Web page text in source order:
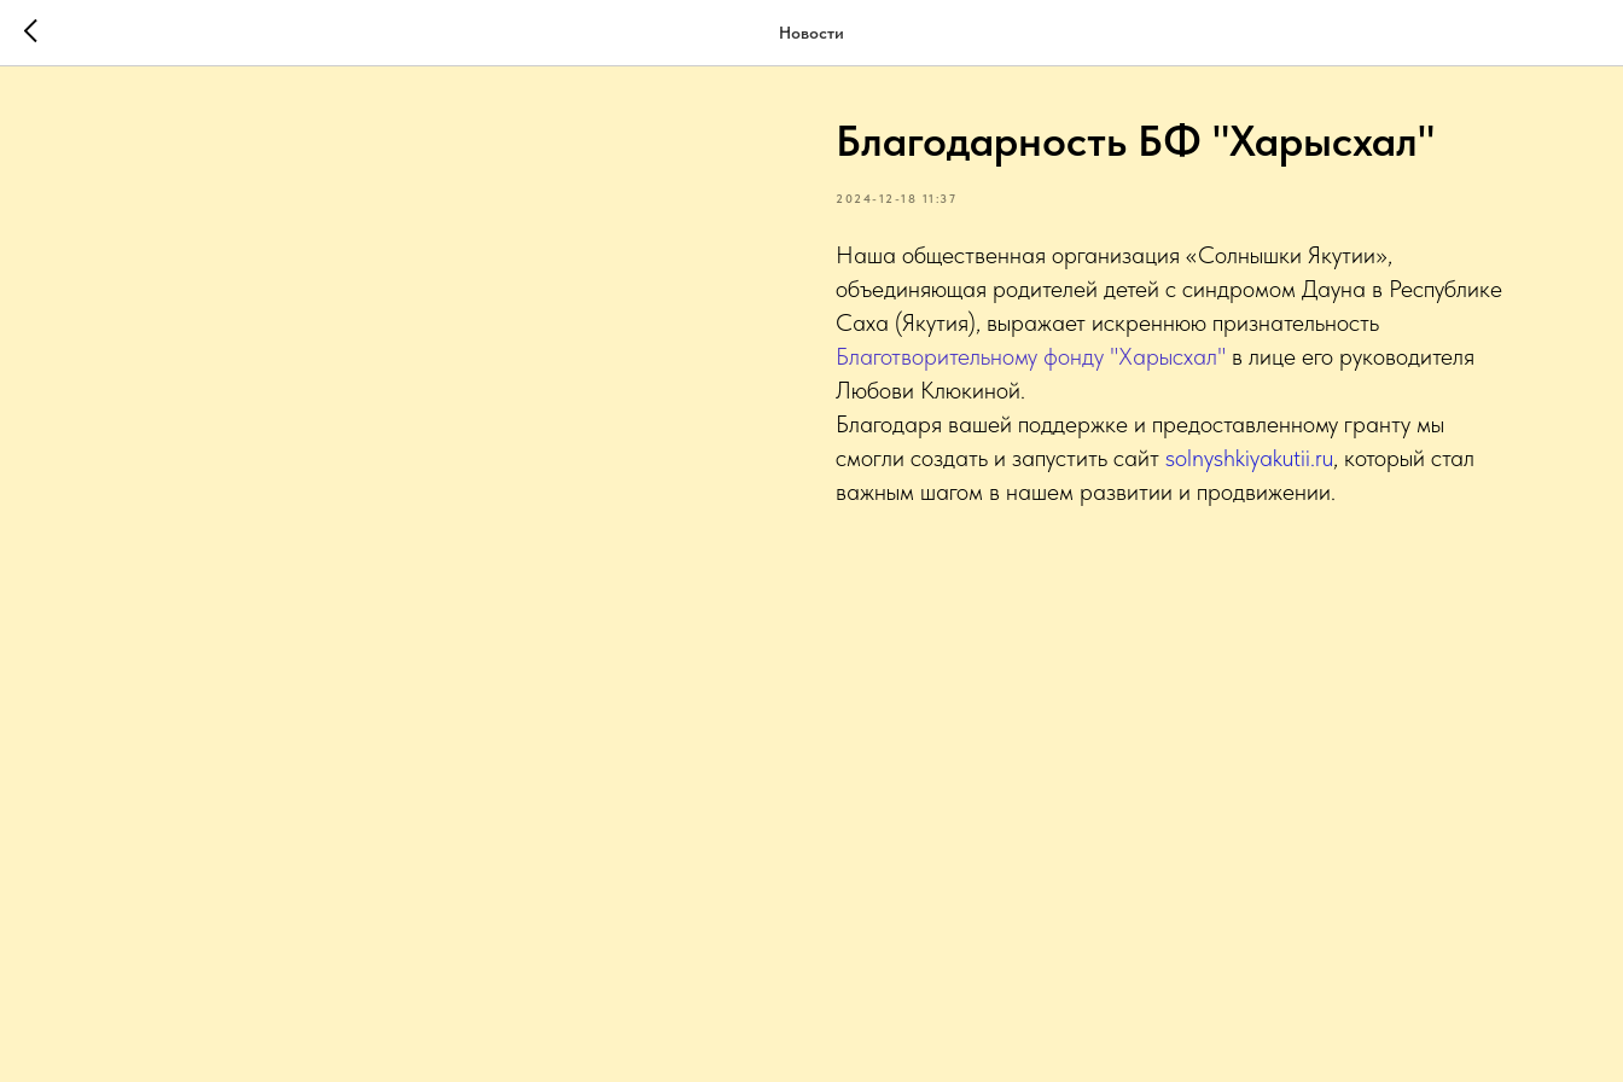
Новости
Благодарность БФ "Харысхал"
2024-12-18 11:37
Наша общественная организация «Солнышки Якутии»,
объединяющая родителей детей с синдромом Дауна в Республике
Саха (Якутия), выражает искреннюю признательность
Благотворительному фонду "Харысхал" в лице его руководителя
Любови Клюкиной.
Благодаря вашей поддержке и предоставленному гранту мы
смогли создать и запустить сайт solnyshkiyakutii.ru, который стал
важным шагом в нашем развитии и продвижении.